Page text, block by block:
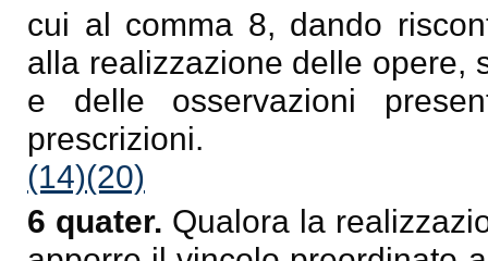
cui al comma 8, dando
alla realizzazione delle opere,
e delle osservazioni
prescrizioni.
(14)(20)
6 quater. Qualora la